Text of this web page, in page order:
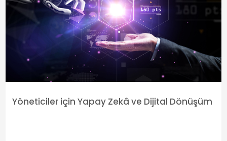
Yöneticiler için Yapay Zekâ ve Dijital Dönüşüm